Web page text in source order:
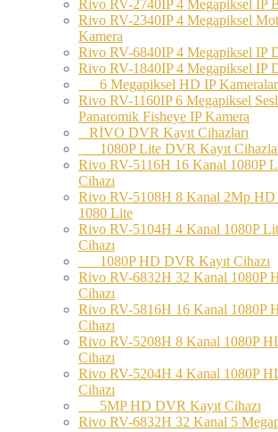
Rivo RV-2740IP 4 Megapiksel IP
Rivo RV-2340IP 4 Megapiksel
Kamera
Rivo RV-6840IP 4 Megapiksel IP
Rivo RV-1840IP 4 Megapiksel IP
6 Megapiksel HD IP Kameralar
Rivo RV-1160IP 6 Megapiksel
Panaromik Fisheye IP Kamera
RİVO DVR Kayıt Cihazları
1080P Lite DVR Kayıt
Rivo RV-5116H 16 Kanal 1080P
Cihazı
Rivo RV-5108H 8 Kanal 2Mp HD
1080 Lite
Rivo RV-5104H 4 Kanal 1080P
Cihazı
1080P HD DVR Kayıt Cihazı
Rivo RV-6832H 32 Kanal 1080P
Cihazı
Rivo RV-5816H 16 Kanal 1080P
Cihazı
Rivo RV-5208H 8 Kanal 1080P
Cihazı
Rivo RV-5204H 4 Kanal 1080P
Cihazı
5MP HD DVR Kayıt Cihazı
Rivo RV-6832H 32 Kanal 5